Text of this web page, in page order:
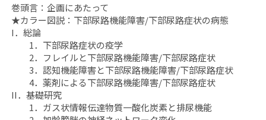
月
号
「下
部
尿
路
機
能
月
号
部
尿
路
能
巻頭言：企画にあたって
★カラー図説：下部尿路機能障害/下部尿路症状の病態
I．総論
1．下部尿路症状の疫学
2．フレイルと下部尿路機能障害/下部尿路症状
3．認知機能障害と下部尿路機能障害/下部尿路症状
4．薬剤による下部尿路機能障害/下部尿路症状
II．基礎研究
1．ガス状情報伝達物質一酸化炭素と排尿機能